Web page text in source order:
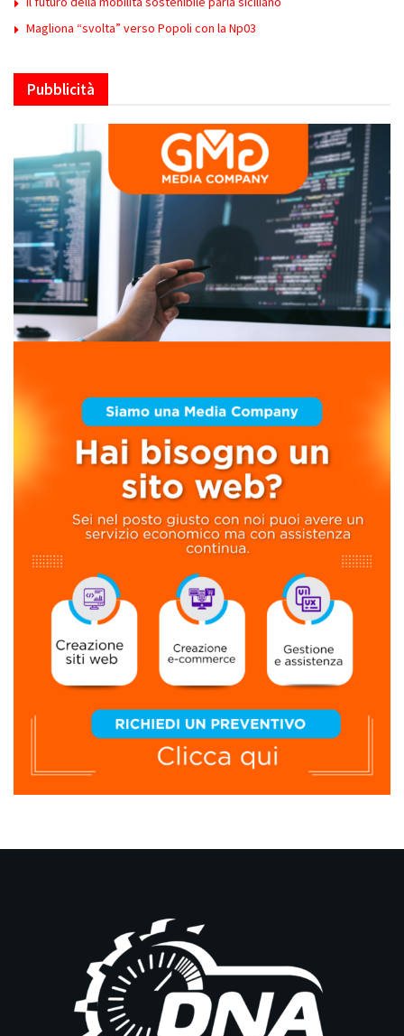
Magliona “svolta” verso Popoli con la Np03
Pubblicità